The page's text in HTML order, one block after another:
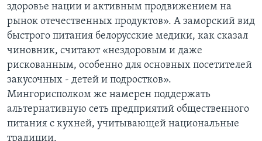
здоровье нации и активным продвижением на
рынок отечественных продуктов». А заморский вид
быстрого питания белорусские медики, как сказал
чиновник, считают «нездоровым и даже
рискованным, особенно для основных посетителей
закусочных - детей и подростков».
Мингорисполком же намерен поддержать
альтернативную сеть предприятий общественного
питания с кухней, учитывающей национальные
традиции.